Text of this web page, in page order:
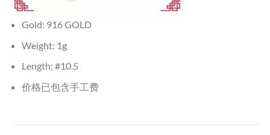
Gold: 916 GOLD
Weight: 1g
Length: #10.5
价格已包含手工费